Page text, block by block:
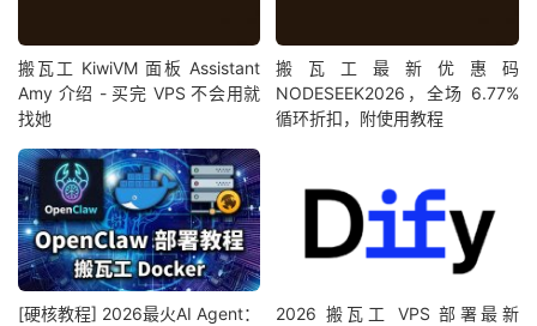
搬瓦工 KiwiVM 面板 Assistant
Amy 介绍 - 买完 VPS 不会用就
找她
搬瓦工最新优惠码
NODESEEK2026，全场 6.77%
循环折扣，附使用教程
[硬核教程] 2026最火AI Agent：
2026 搬瓦工 VPS 部署最新